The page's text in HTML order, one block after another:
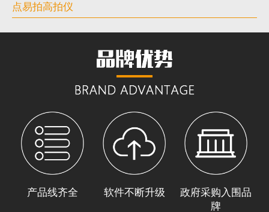
点易拍高拍仪
产品线齐全 软件不断升级
政府采购入围品
牌